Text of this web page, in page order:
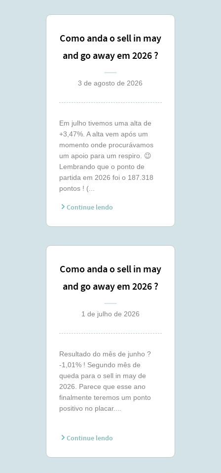
Como anda o sell in may
and go away em 2026 ?
(julho)
3 de agosto de 2026
Em julho tivemos uma alta de
+3,47%. A alta vem após um
momento onde procurávamos
um apoio para um respiro. 😉
Lembrando que o ponto de
partida em 2026 foi o 187.318
pontos ! (...
Continue lendo
Como anda o sell in may
and go away em 2026 ?
(junho)
1 de julho de 2026
Resultado do mês de junho ?
-1,01% ! Segundo mês de
queda para o sell in may de
2026. Parece que esse ano
finalmente teremos um ponto
positivo no placar....
Continue lendo